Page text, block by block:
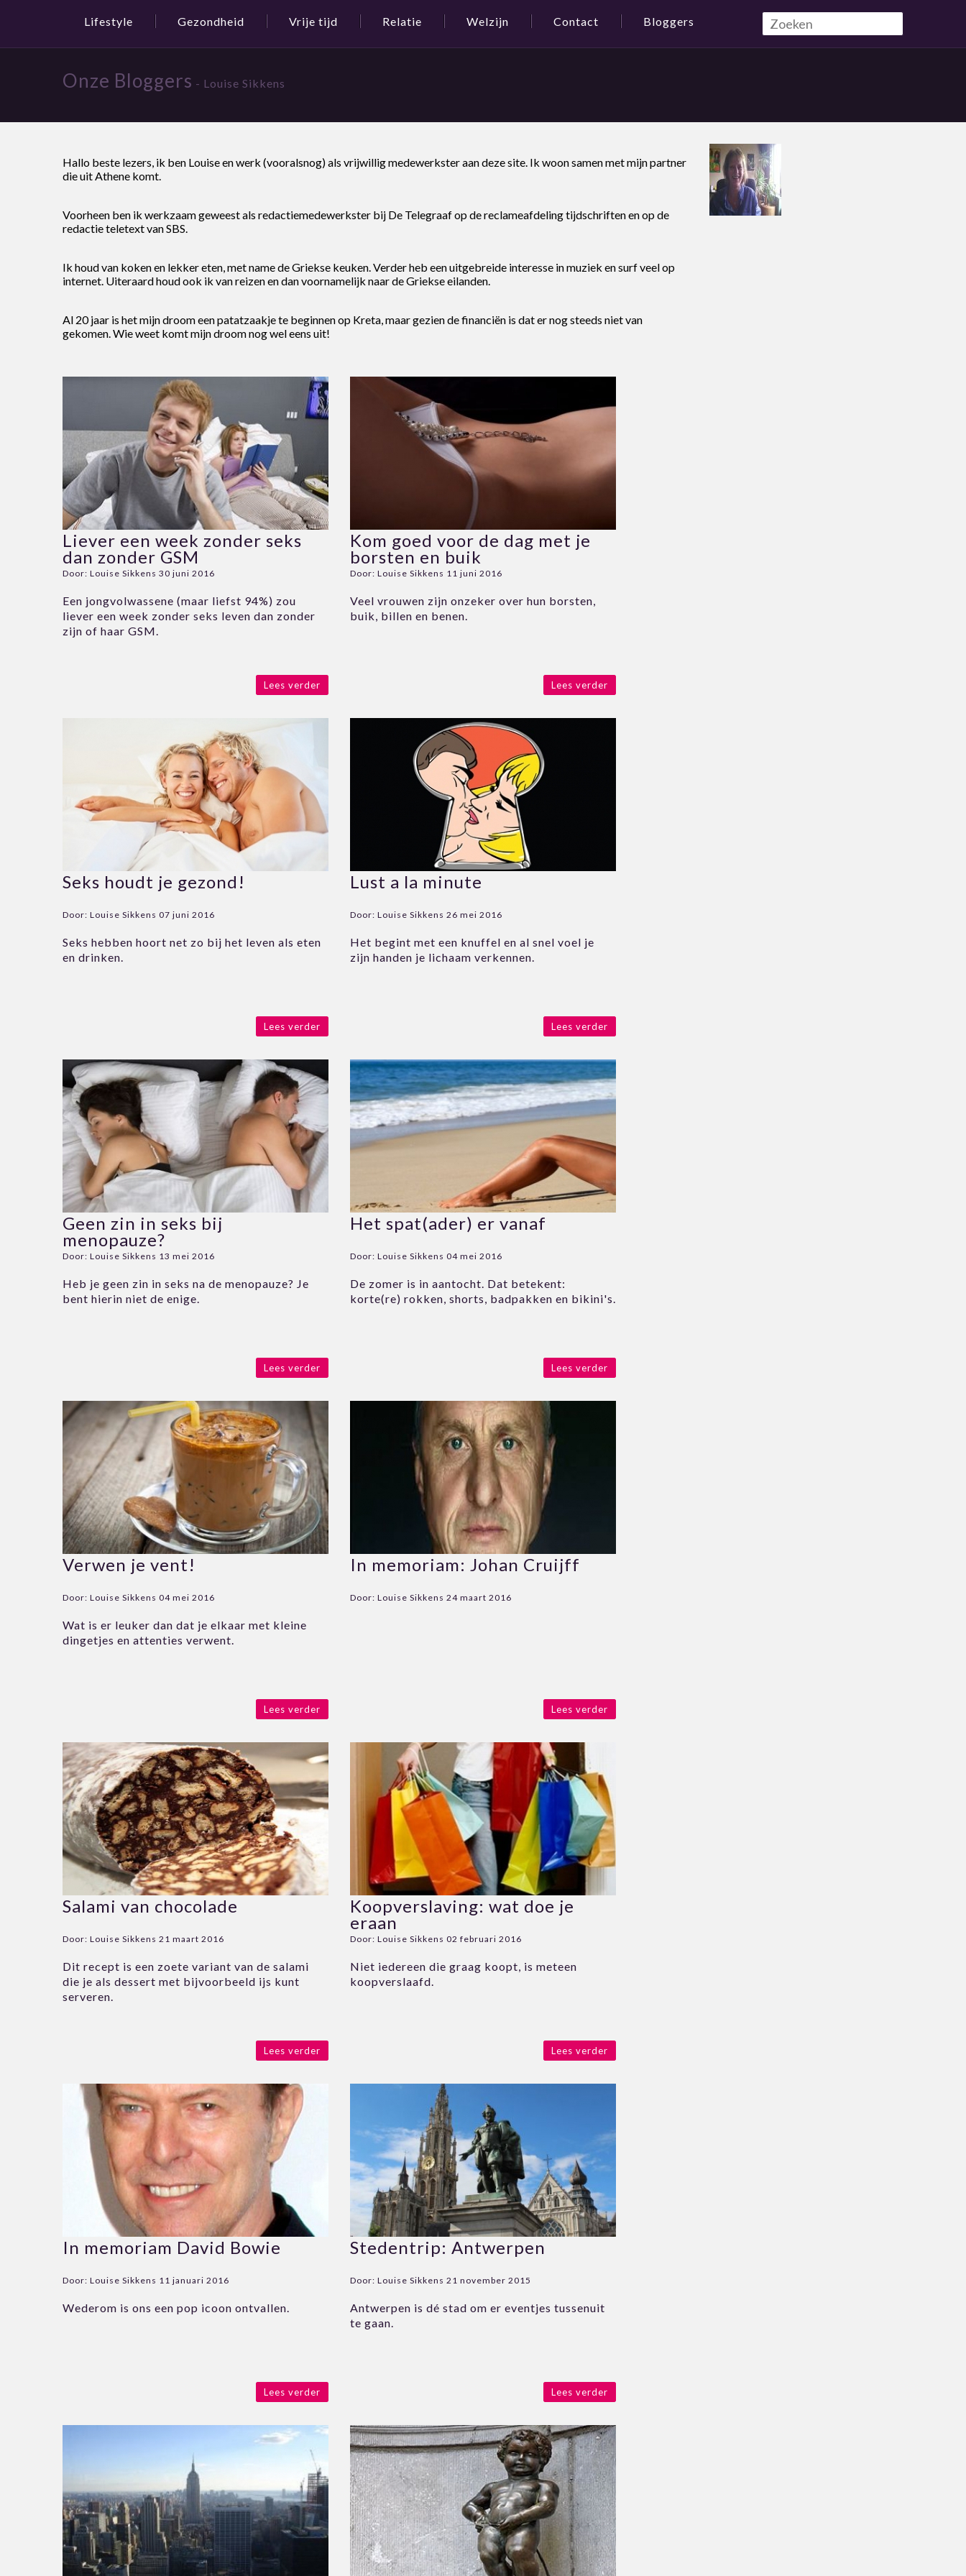
Lifestyle Gezondheid Vrije tijd Relatie Welzijn Contact Bloggers
Onze Bloggers - Louise Sikkens
Hallo beste lezers, ik ben Louise en werk (vooralsnog) als vrijwillig medewerkster aan deze site. Ik woon samen met mijn partner
die uit Athene komt.
Voorheen ben ik werkzaam geweest als redactiemedewerkster bij De Telegraaf op de reclameafdeling tijdschriften en op de
redactie teletext van SBS.
Ik houd van koken en lekker eten, met name de Griekse keuken. Verder heb een uitgebreide interesse in muziek en surf veel op
internet. Uiteraard houd ook ik van reizen en dan voornamelijk naar de Griekse eilanden.
Al 20 jaar is het mijn droom een patatzaakje te beginnen op Kreta, maar gezien de financiën is dat er nog steeds niet van
gekomen. Wie weet komt mijn droom nog wel eens uit!
Liever een week zonder seks
dan zonder GSM
Door: Louise Sikkens 30 juni 2016
Een jongvolwassene (maar liefst 94%) zou
liever een week zonder seks leven dan zonder
zijn of haar GSM.
Lees verder
Kom goed voor de dag met je
borsten en buik
Door: Louise Sikkens 11 juni 2016
Veel vrouwen zijn onzeker over hun borsten,
buik, billen en benen.
Lees verder
Seks houdt je gezond!
Door: Louise Sikkens 07 juni 2016
Seks hebben hoort net zo bij het leven als eten
en drinken.
Lees verder
Lust a la minute
Door: Louise Sikkens 26 mei 2016
Het begint met een knuffel en al snel voel je
zijn handen je lichaam verkennen.
Lees verder
Geen zin in seks bij
menopauze?
Door: Louise Sikkens 13 mei 2016
Heb je geen zin in seks na de menopauze? Je
bent hierin niet de enige.
Lees verder
Het spat(ader) er vanaf
Door: Louise Sikkens 04 mei 2016
De zomer is in aantocht. Dat betekent:
korte(re) rokken, shorts, badpakken en bikini's.
Lees verder
Verwen je vent!
Door: Louise Sikkens 04 mei 2016
Wat is er leuker dan dat je elkaar met kleine
dingetjes en attenties verwent.
Lees verder
In memoriam: Johan Cruijff
Door: Louise Sikkens 24 maart 2016
Lees verder
Salami van chocolade
Door: Louise Sikkens 21 maart 2016
Dit recept is een zoete variant van de salami
die je als dessert met bijvoorbeeld ijs kunt
serveren.
Lees verder
Koopverslaving: wat doe je
eraan
Door: Louise Sikkens 02 februari 2016
Niet iedereen die graag koopt, is meteen
koopverslaafd.
Lees verder
In memoriam David Bowie
Door: Louise Sikkens 11 januari 2016
Wederom is ons een pop icoon ontvallen.
Lees verder
Stedentrip: Antwerpen
Door: Louise Sikkens 21 november 2015
Antwerpen is dé stad om er eventjes tussenuit
te gaan.
Lees verder